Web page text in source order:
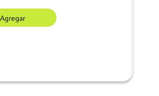
Agregar